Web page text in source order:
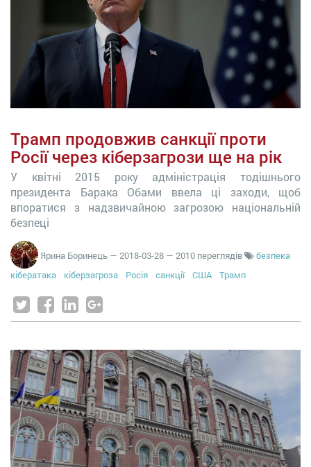
Трамп продовжив санкції проти
Росії через кіберзагрози ще на рік
У квітні 2015 року адміністрація тодішнього
президента Барака Обами ввела ці заходи, щоб
впоратися з надзвичайною загрозою національній
безпеці
Ярина Боринець — 2018-03-28 — 2010 переглядів
безпека
кібератака
кіберзагроза Росія санкції США Трамп